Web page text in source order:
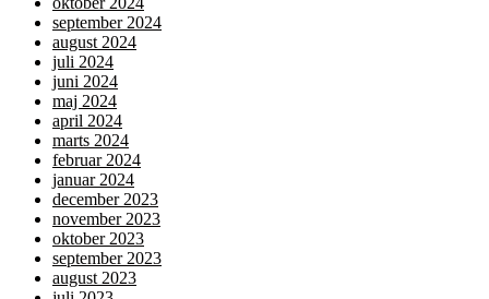
september 2024
august 2024
juli 2024
juni 2024
maj 2024
april 2024
marts 2024
februar 2024
januar 2024
december 2023
november 2023
oktober 2023
september 2023
august 2023